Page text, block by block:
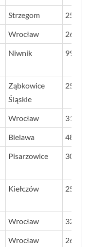
Strzegom 25
Wrocław 26
Niwnik 99
Ząbkowice
Śląskie
25
Wrocław 31
Bielawa 48
Pisarzowice 30
Kiełczów 25
Wrocław 32
Wrocław 26